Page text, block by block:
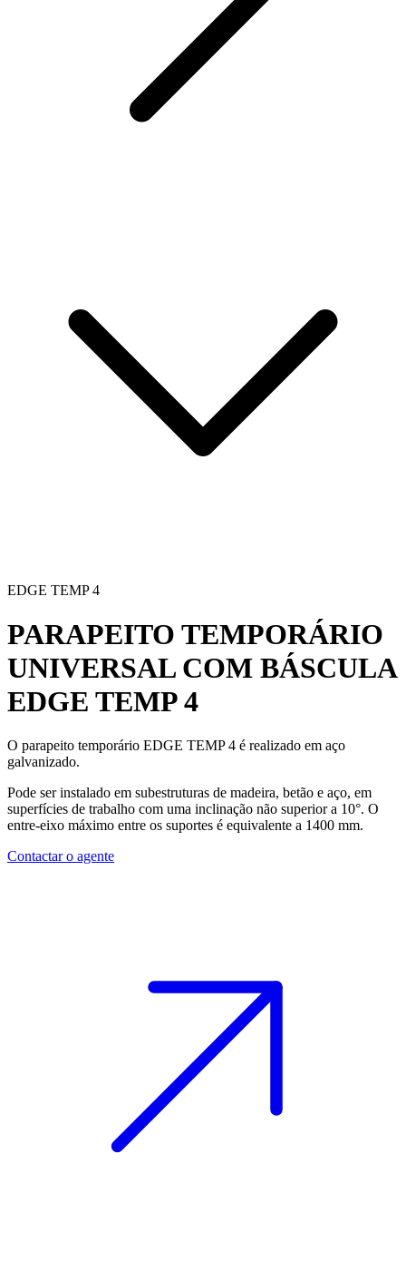
EDGE TEMP 4
PARAPEITO TEMPORÁRIO
UNIVERSAL COM BÁSCULA
EDGE TEMP 4
O parapeito temporário EDGE TEMP 4 é realizado em aço
galvanizado.
Pode ser instalado em subestruturas de madeira, betão e aço, em
superfícies de trabalho com uma inclinação não superior a 10°. O
entre-eixo máximo entre os suportes é equivalente a 1400 mm.
Contactar o agente